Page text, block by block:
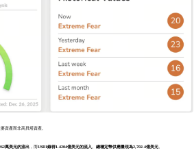
資產而非高貝塔資產。
萬美元的流出，而USD1錄得1.4204億美元的流入 總穩定幣供應量現為2,702.4億美元。